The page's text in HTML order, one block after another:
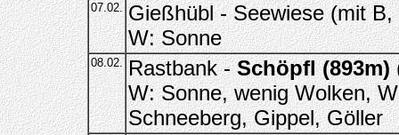
07.02. Gießhübl - Seewiese (mit B,
W: Sonne
08.02. Rastbank -Schöpfl (893m)
W: Sonne, wenig Wolken,
Schneeberg, Gippel, Göller